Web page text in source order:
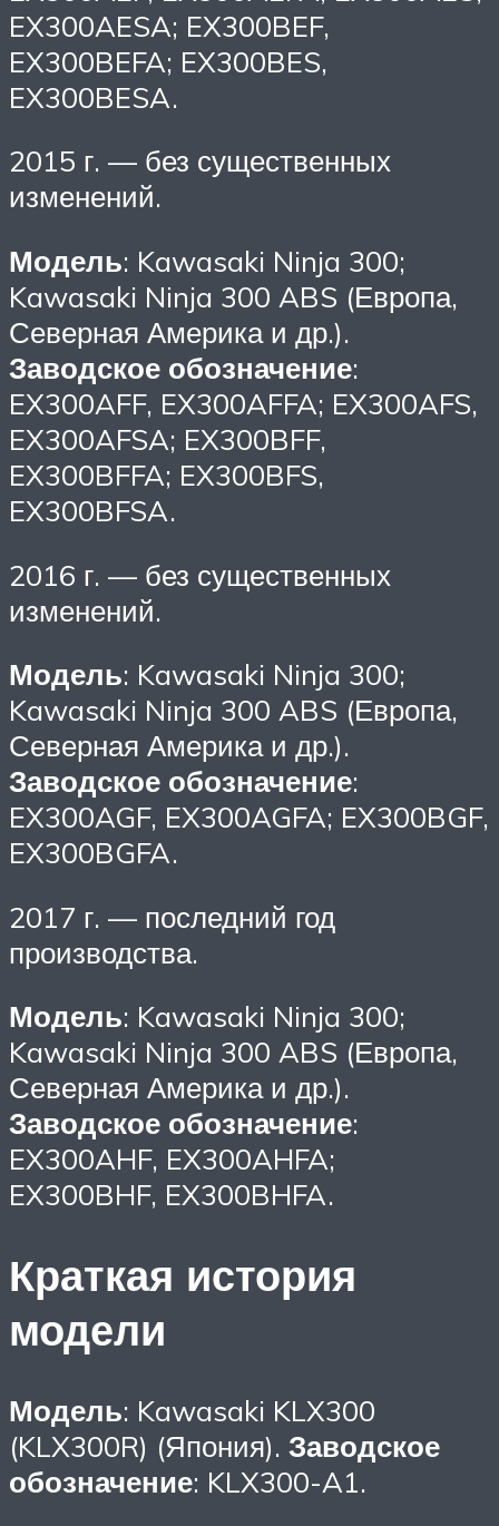
EX300AESA; EX300BEF,
EX300BEFA; EX300BES,
EX300BESA.
2015 г. — без существенных
изменений.
Модель: Kawasaki Ninja 300;
Kawasaki Ninja 300 ABS (Европа,
Северная Америка и др.).
Заводское обозначение:
EX300AFF, EX300AFFA; EX300AFS,
EX300AFSA; EX300BFF,
EX300BFFA; EX300BFS,
EX300BFSA.
2016 г. — без существенных
изменений.
Модель: Kawasaki Ninja 300;
Kawasaki Ninja 300 ABS (Европа,
Северная Америка и др.).
Заводское обозначение:
EX300AGF, EX300AGFA; EX300BGF,
EX300BGFA.
2017 г. — последний год
производства.
Модель: Kawasaki Ninja 300;
Kawasaki Ninja 300 ABS (Европа,
Северная Америка и др.).
Заводское обозначение:
EX300AHF, EX300AHFA;
EX300BHF, EX300BHFA.
Краткая история
модели
Модель: Kawasaki KLX300
(KLX300R) (Япония). Заводское
обозначение: KLX300-A1.